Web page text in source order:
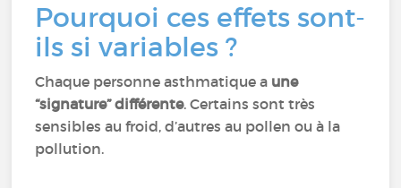
Pourquoi ces effets sont-
ils si variables ?
Chaque personne asthmatique a une
“signature” différente. Certains sont très
sensibles au froid, d’autres au pollen ou à la
pollution.